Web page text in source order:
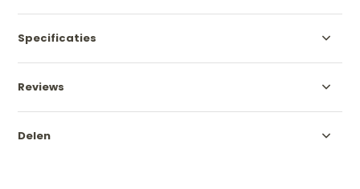
Specificaties
Reviews
Delen